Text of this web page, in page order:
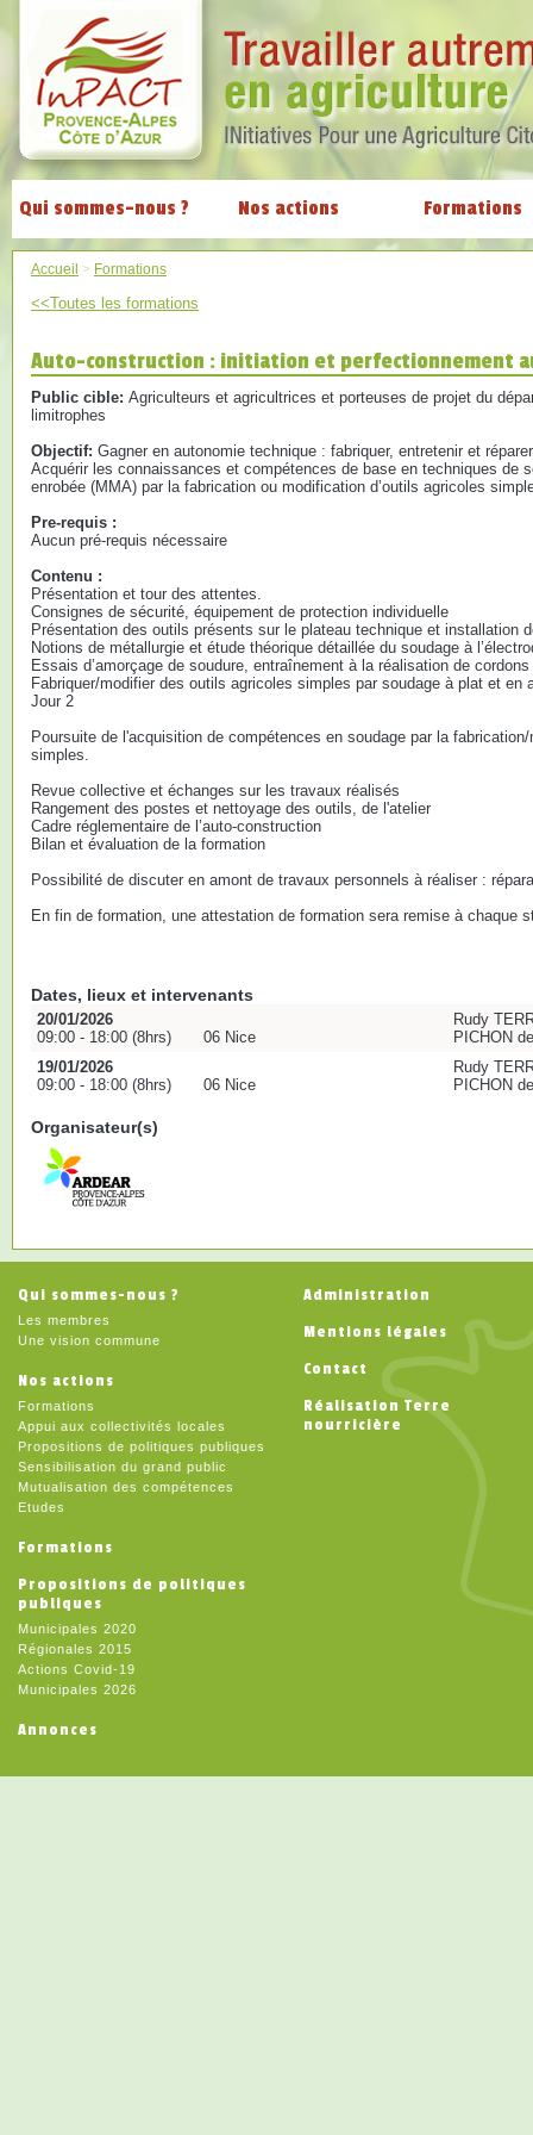
Qui sommes-nous ? Nos actions Formations
Accueil > Formations
<<Toutes les formations
Auto-construction : initiation et perfectionnement
Public cible: Agriculteurs et agricultrices et porteuses de projet du
limitrophes
Objectif: Gagner en autonomie technique : fabriquer, entretenir et
Acquérir les connaissances et compétences de base en techniques de
enrobée (MMA) par la fabrication ou modification d’outils agricoles
Pre-requis :
Aucun pré-requis nécessaire
Contenu :
Présentation et tour des attentes.
Consignes de sécurité, équipement de protection individuelle
Présentation des outils présents sur le plateau technique et installation
Notions de métallurgie et étude théorique détaillée du soudage à
Essais d’amorçage de soudure, entraînement à la réalisation de
Fabriquer/modifier des outils agricoles simples par soudage à plat et en
Jour 2
Poursuite de l'acquisition de compétences en soudage par la
simples.
Revue collective et échanges sur les travaux réalisés
Rangement des postes et nettoyage des outils, de l'atelier
Cadre réglementaire de l’auto-construction
Bilan et évaluation de la formation
Possibilité de discuter en amont de travaux personnels à réaliser :
En fin de formation, une attestation de formation sera remise à chaque
Dates, lieux et intervenants
20/01/2026
09:00 - 18:00 (8hrs)
06 Nice
Rudy
PICHON
19/01/2026
09:00 - 18:00 (8hrs)
06 Nice
Rudy
PICHON
Organisateur(s)
Qui sommes-nous ?
Les membres
Une vision commune
Nos actions
Formations
Appui aux collectivités locales
Propositions de politiques publiques
Sensibilisation du grand public
Mutualisation des compétences
Etudes
Formations
Propositions de politiques
publiques
Municipales 2020
Régionales 2015
Actions Covid-19
Municipales 2026
Annonces
Administration
Mentions légales
Contact
Réalisation Terre
nourricière